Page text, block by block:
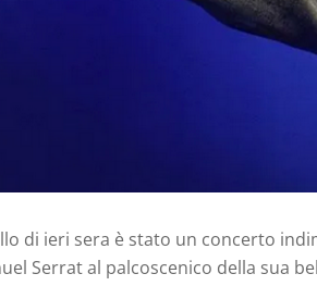
di ieri sera è stato un concerto
Serrat al palcoscenico della sua